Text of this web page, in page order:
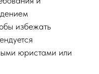
избежать
юристами или